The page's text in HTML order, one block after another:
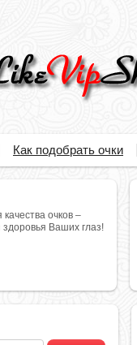
Как подобрать очки
качества очков –
здоровья Ваших глаз!